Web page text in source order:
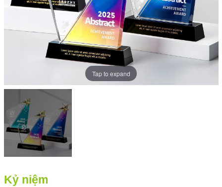
Tap to expand
Kỷ niệm